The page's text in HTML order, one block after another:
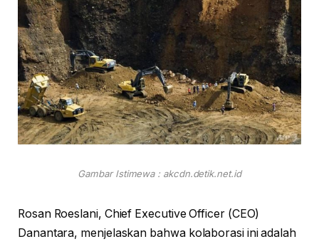
Gambar Istimewa : akcdn.detik.net.id
Rosan Roeslani, Chief Executive Officer (CEO)
Danantara, menjelaskan bahwa kolaborasi ini adalah